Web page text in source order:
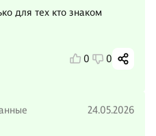
для тех кто знаком
0 0
24.05.2026